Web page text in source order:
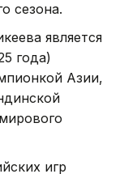
сезона.
является
года)
Азии,
игр